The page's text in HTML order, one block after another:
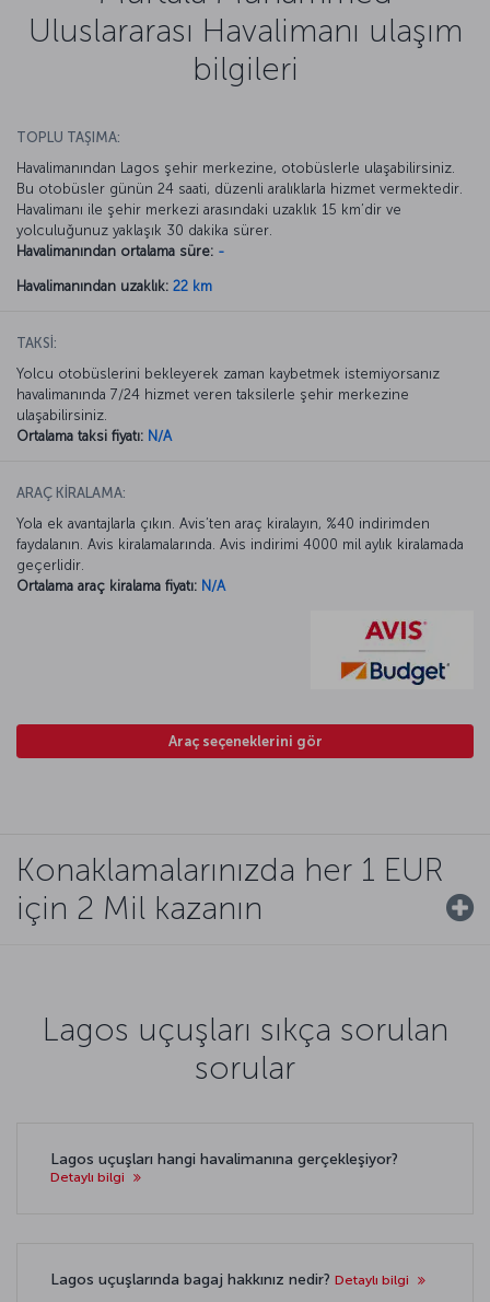
Uluslararası Havalimanı ulaşım
bilgileri
TOPLU TAŞIMA:
Havalimanından Lagos şehir merkezine, otobüslerle ulaşabilirsiniz.
Bu otobüsler günün 24 saati, düzenli aralıklarla hizmet vermektedir.
Havalimanı ile şehir merkezi arasındaki uzaklık 15 km’dir ve
yolculuğunuz yaklaşık 30 dakika sürer.
Havalimanından ortalama süre: -
Havalimanından uzaklık: 22 km
TAKSİ:
Yolcu otobüslerini bekleyerek zaman kaybetmek istemiyorsanız
havalimanında 7/24 hizmet veren taksilerle şehir merkezine
ulaşabilirsiniz.
Ortalama taksi fiyatı: N/A
ARAÇ KİRALAMA:
Yola ek avantajlarla çıkın. Avis’ten araç kiralayın, %40 indirimden
faydalanın. Avis kiralamalarında. Avis indirimi 4000 mil aylık kiralamada
geçerlidir.
Ortalama araç kiralama fiyatı: N/A
Araç seçeneklerini gör
Konaklamalarınızda her 1 EUR
için 2 Mil kazanın
Lagos uçuşları sıkça sorulan
sorular
Lagos uçuşları hangi havalimanına gerçekleşiyor?
Detaylı bilgi
Lagos uçuşlarında bagaj hakkınız nedir? Detaylı bilgi